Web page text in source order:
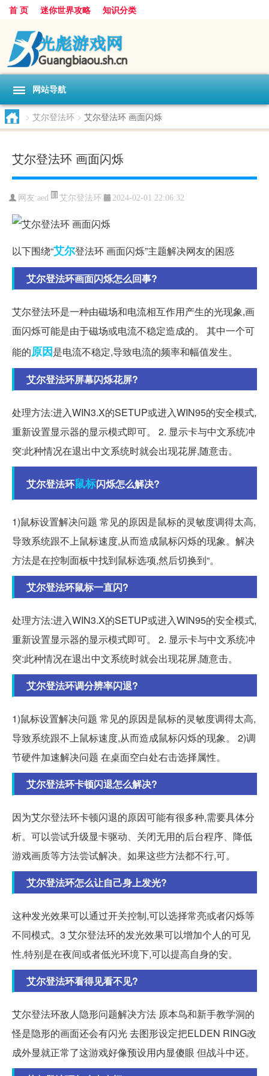
首 页 迷你世界攻略 知识分类
网站导航
> 艾尔登法环 > 艾尔登法环 画面闪烁
艾尔登法环 画面闪烁
网友:aed 艾尔登法环 2024-02-01 22:06:32
以下围绕“艾尔登法环 画面闪烁”主题解决网友的困惑
艾尔登法环画面闪烁怎么回事?
艾尔登法环是一种由磁场和电流相互作用产生的光现象,画
面闪烁可能是由于磁场或电流不稳定造成的。 其中一个可
能的原因是电流不稳定,导致电流的频率和幅值发生。
艾尔登法环屏幕闪烁花屏?
处理方法:进入WIN3.X的SETUP或进入WIN95的安全模式,
重新设置显示器的显示模式即可。 2. 显示卡与中文系统冲
突:此种情况在退出中文系统时就会出现花屏,随意击。
艾尔登法环鼠标闪烁怎么解决?
1)鼠标设置解决问题 常见的原因是鼠标的灵敏度调得太高,
导致系统跟不上鼠标速度,从而造成鼠标闪烁的现象。解决
方法是在控制面板中找到鼠标选项,然后切换到“。
艾尔登法环鼠标一直闪?
处理方法:进入WIN3.X的SETUP或进入WIN95的安全模式,
重新设置显示器的显示模式即可。 2. 显示卡与中文系统冲
突:此种情况在退出中文系统时就会出现花屏,随意击。
艾尔登法环调分辨率闪退?
1)鼠标设置解决问题 常见的原因是鼠标的灵敏度调得太高,
导致系统跟不上鼠标速度,从而造成鼠标闪烁的现象。 2)调
节硬件加速解决问题 在桌面空白处右击选择属性。
艾尔登法环卡顿闪退怎么解决?
因为艾尔登法环卡顿闪退的原因可能有很多种,需要具体分
析。可以尝试升级显卡驱动、关闭无用的后台程序、降低
游戏画质等方法尝试解决。如果这些方法都不行,可。
艾尔登法环怎么让自己身上发光?
这种发光效果可以通过开关控制,可以选择常亮或者闪烁等
不同模式。3 艾尔登法环的发光效果可以增加个人的可见
性,特别是在夜间或者低光环境下,可以提高自身的安。
艾尔登法环看得见看不见?
艾尔登法环敌人隐形问题解决方法 原本鸟和新手教学洞的
怪是隐形的画面还会有闪光 去图形设定把ELDEN RING改
成外显就正常了这游戏好像预设用内显傻眼 但战斗中还。